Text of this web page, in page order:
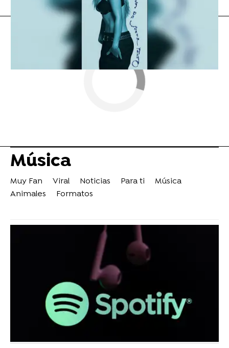
Flooxer Now » Festivales
Música
Muy Fan Viral Noticias Para ti
Música
Animales
Formatos